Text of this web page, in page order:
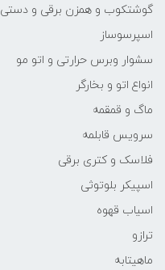
گوشتکوب و همزن برقی و دستی
اسپرسوساز
سشوار وبرس حرارتی و اتو مو
انواع اتو و بخارگر
ماگ و قمقمه
سرویس قابلمه
فلاسک و کتری برقی
اسپیکر بلوتوثی
اسیاب قهوه
ترازو
ماهیتابه